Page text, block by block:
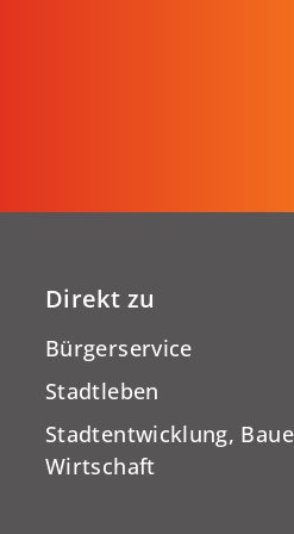
Direkt zu
Bürgerservice
Stadtleben
Stadtentwicklung,
Wirtschaft